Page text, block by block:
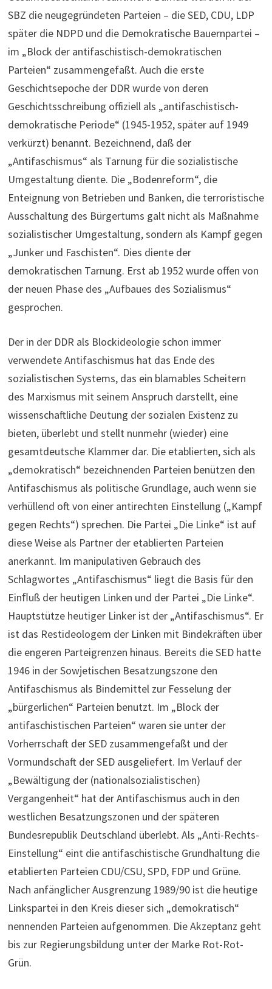
SBZ die neugegründeten Parteien – die SED, CDU, LDP
später die NDPD und die Demokratische Bauernpartei –
im „Block der antifaschistisch-demokratischen
Parteien“ zusammengefaßt. Auch die erste
Geschichtsepoche der DDR wurde von deren
Geschichtsschreibung offiziell als „antifaschistisch-
demokratische Periode“ (1945-1952, später auf 1949
verkürzt) benannt. Bezeichnend, daß der
„Antifaschismus“ als Tarnung für die sozialistische
Umgestaltung diente. Die „Bodenreform“, die
Enteignung von Betrieben und Banken, die terroristische
Ausschaltung des Bürgertums galt nicht als Maßnahme
sozialistischer Umgestaltung, sondern als Kampf gegen
„Junker und Faschisten“. Dies diente der
demokratischen Tarnung. Erst ab 1952 wurde offen von
der neuen Phase des „Aufbaues des Sozialismus“
gesprochen.
Der in der DDR als Blockideologie schon immer
verwendete Antifaschismus hat das Ende des
sozialistischen Systems, das ein blamables Scheitern
des Marxismus mit seinem Anspruch darstellt, eine
wissenschaftliche Deutung der sozialen Existenz zu
bieten, überlebt und stellt nunmehr (wieder) eine
gesamtdeutsche Klammer dar. Die etablierten, sich als
„demokratisch“ bezeichnenden Parteien benützen den
Antifaschismus als politische Grundlage, auch wenn sie
verhüllend oft von einer antirechten Einstellung („Kampf
gegen Rechts“) sprechen. Die Partei „Die Linke“ ist auf
diese Weise als Partner der etablierten Parteien
anerkannt. Im manipulativen Gebrauch des
Schlagwortes „Antifaschismus“ liegt die Basis für den
Einﬂuß der heutigen Linken und der Partei „Die Linke“.
Hauptstütze heutiger Linker ist der „Antifaschismus“. Er
ist das Restideologem der Linken mit Bindekräften über
die engeren Parteigrenzen hinaus. Bereits die SED hatte
1946 in der Sowjetischen Besatzungszone den
Antifaschismus als Bindemittel zur Fesselung der
„bürgerlichen“ Parteien benutzt. Im „Block der
antifaschistischen Parteien“ waren sie unter der
Vorherrschaft der SED zusammengefaßt und der
Vormundschaft der SED ausgeliefert. Im Verlauf der
„Bewältigung der (nationalsozialistischen)
Vergangenheit“ hat der Antifaschismus auch in den
westlichen Besatzungszonen und der späteren
Bundesrepublik Deutschland überlebt. Als „Anti-Rechts-
Einstellung“ eint die antifaschistische Grundhaltung die
etablierten Parteien CDU/CSU, SPD, FDP und Grüne.
Nach anfänglicher Ausgrenzung 1989/90 ist die heutige
Linkspartei in den Kreis dieser sich „demokratisch“
nennenden Parteien aufgenommen. Die Akzeptanz geht
bis zur Regierungsbildung unter der Marke Rot-Rot-
Grün.